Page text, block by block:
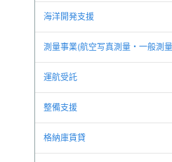
海洋開発支援
測量事業(航空写真測量・一般測
運航受託
整備支援
格納庫賃貸